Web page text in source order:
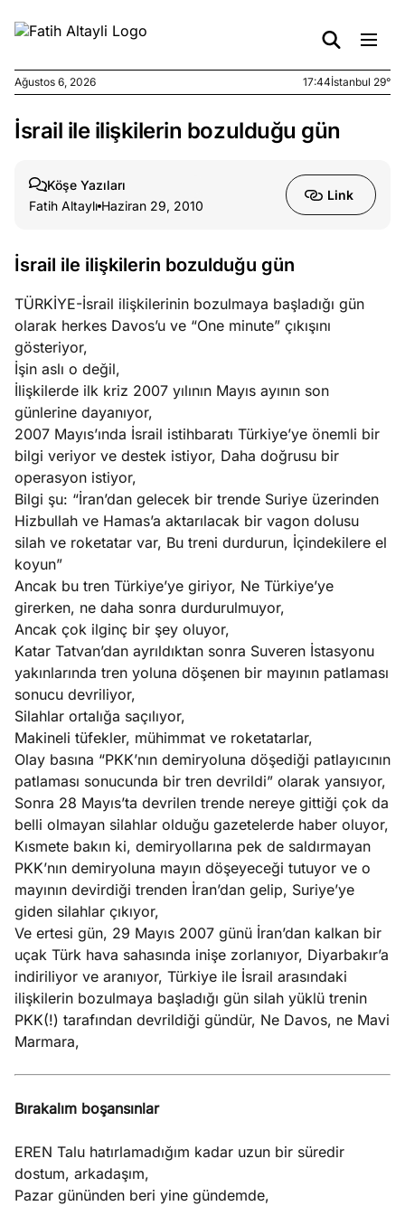
Ağustos
yasalar
Ağustos
stok
caiz
Ağustos
4, 2026
umutlu
ister
Köşe
Yazıları
Spor
Yazıları
Yazıları
Ağustos 6, 2026 17:44İstanbul 29°
İsrail ile ilişkilerin bozulduğu gün
Köşe Yazıları
Fatih Altaylı Haziran 29, 2010
Link
İsrail ile ilişkilerin bozulduğu gün
TÜRKİYE-İsrail ilişkilerinin bozulmaya başladığı gün
olarak herkes Davos’u ve “One minute” çıkışını
gösteriyor,
İşin aslı o değil,
İlişkilerde ilk kriz 2007 yılının Mayıs ayının son
günlerine dayanıyor,
2007 Mayıs’ında İsrail istihbaratı Türkiye’ye önemli bir
bilgi veriyor ve destek istiyor, Daha doğrusu bir
operasyon istiyor,
Bilgi şu: “İran’dan gelecek bir trende Suriye üzerinden
Hizbullah ve Hamas’a aktarılacak bir vagon dolusu
silah ve roketatar var, Bu treni durdurun, İçindekilere el
koyun”
Ancak bu tren Türkiye’ye giriyor, Ne Türkiye’ye
girerken, ne daha sonra durdurulmuyor,
Ancak çok ilginç bir şey oluyor,
Katar Tatvan’dan ayrıldıktan sonra Suveren İstasyonu
yakınlarında tren yoluna döşenen bir mayının patlaması
sonucu devriliyor,
Silahlar ortalığa saçılıyor,
Makineli tüfekler, mühimmat ve roketatarlar,
Olay basına “PKK’nın demiryoluna döşediği patlayıcının
patlaması sonucunda bir tren devrildi” olarak yansıyor,
Sonra 28 Mayıs’ta devrilen trende nereye gittiği çok da
belli olmayan silahlar olduğu gazetelerde haber oluyor,
Kısmete bakın ki, demiryollarına pek de saldırmayan
PKK’nın demiryoluna mayın döşeyeceği tutuyor ve o
mayının devirdiği trenden İran’dan gelip, Suriye’ye
giden silahlar çıkıyor,
Ve ertesi gün, 29 Mayıs 2007 günü İran’dan kalkan bir
uçak Türk hava sahasında inişe zorlanıyor, Diyarbakır’a
indiriliyor ve aranıyor, Türkiye ile İsrail arasındaki
ilişkilerin bozulmaya başladığı gün silah yüklü trenin
PKK(!) tarafından devrildiği gündür, Ne Davos, ne Mavi
Marmara,
Bırakalım boşansınlar
EREN Talu hatırlamadığım kadar uzun bir süredir
dostum, arkadaşım,
Pazar gününden beri yine gündemde,